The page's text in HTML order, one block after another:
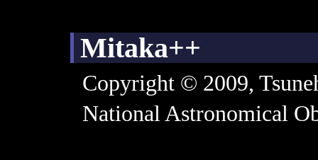
Mitaka++
Copyright © 2009,
National Astronomical